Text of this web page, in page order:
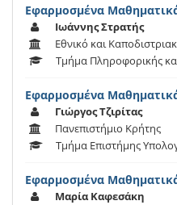
Εφαρμοσμένα
Ιωάννης Στρατής
Εθνικό και
Τμήμα Πληροφορικής
Εφαρμοσμένα
Γιώργος Τζιρίτας
Πανεπιστήμιο Κρήτης
Τμήμα Επιστήμης
Εφαρμοσμένα
Μαρία Καφεσάκη